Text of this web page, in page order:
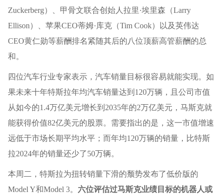
Zuckerberg）、甲骨文联合创始人拉里·埃里森（Larry
Ellison）、苹果CEO蒂姆·库克（Tim Cook）以及英伟达
CEO黄仁勋等薪酬排名紧随其后的八位顶薪高管薪酬的总
和。
四位汽车行业专家表示，汽车销量目标很容易就能实现。如
果未来十年特斯拉年均汽车销量达到120万辆，且公司市值
从如今的1.4万亿美元增长到2035年的2万亿美元，马斯克就
能获得价值82亿美元的股票。需要指出的是，这一市值增速
远低于市场长期平均水平；而年均120万辆的销量，比特斯
拉2024年的销量还少了50万辆。
本周二，特斯拉为扭转销量下滑的颓势发布了低价版的
Model Y和Model 3。 六位评估过马斯克业绩目标的机器人或